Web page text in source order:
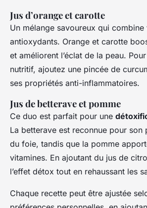
Jus d’orange et carotte
Un mélange savoureux qui combine
antioxydants. Orange et carotte
et améliorent l’éclat de la peau.
nutritif, ajoutez une pincée de
ses propriétés anti-inflammatoires.
Jus de betterave et pomme
Ce duo est parfait pour une
La betterave est reconnue pour
du foie, tandis que la pomme
vitamines. En ajoutant du jus de
l’effet détox tout en rehaussant les
Chaque recette peut être ajustée